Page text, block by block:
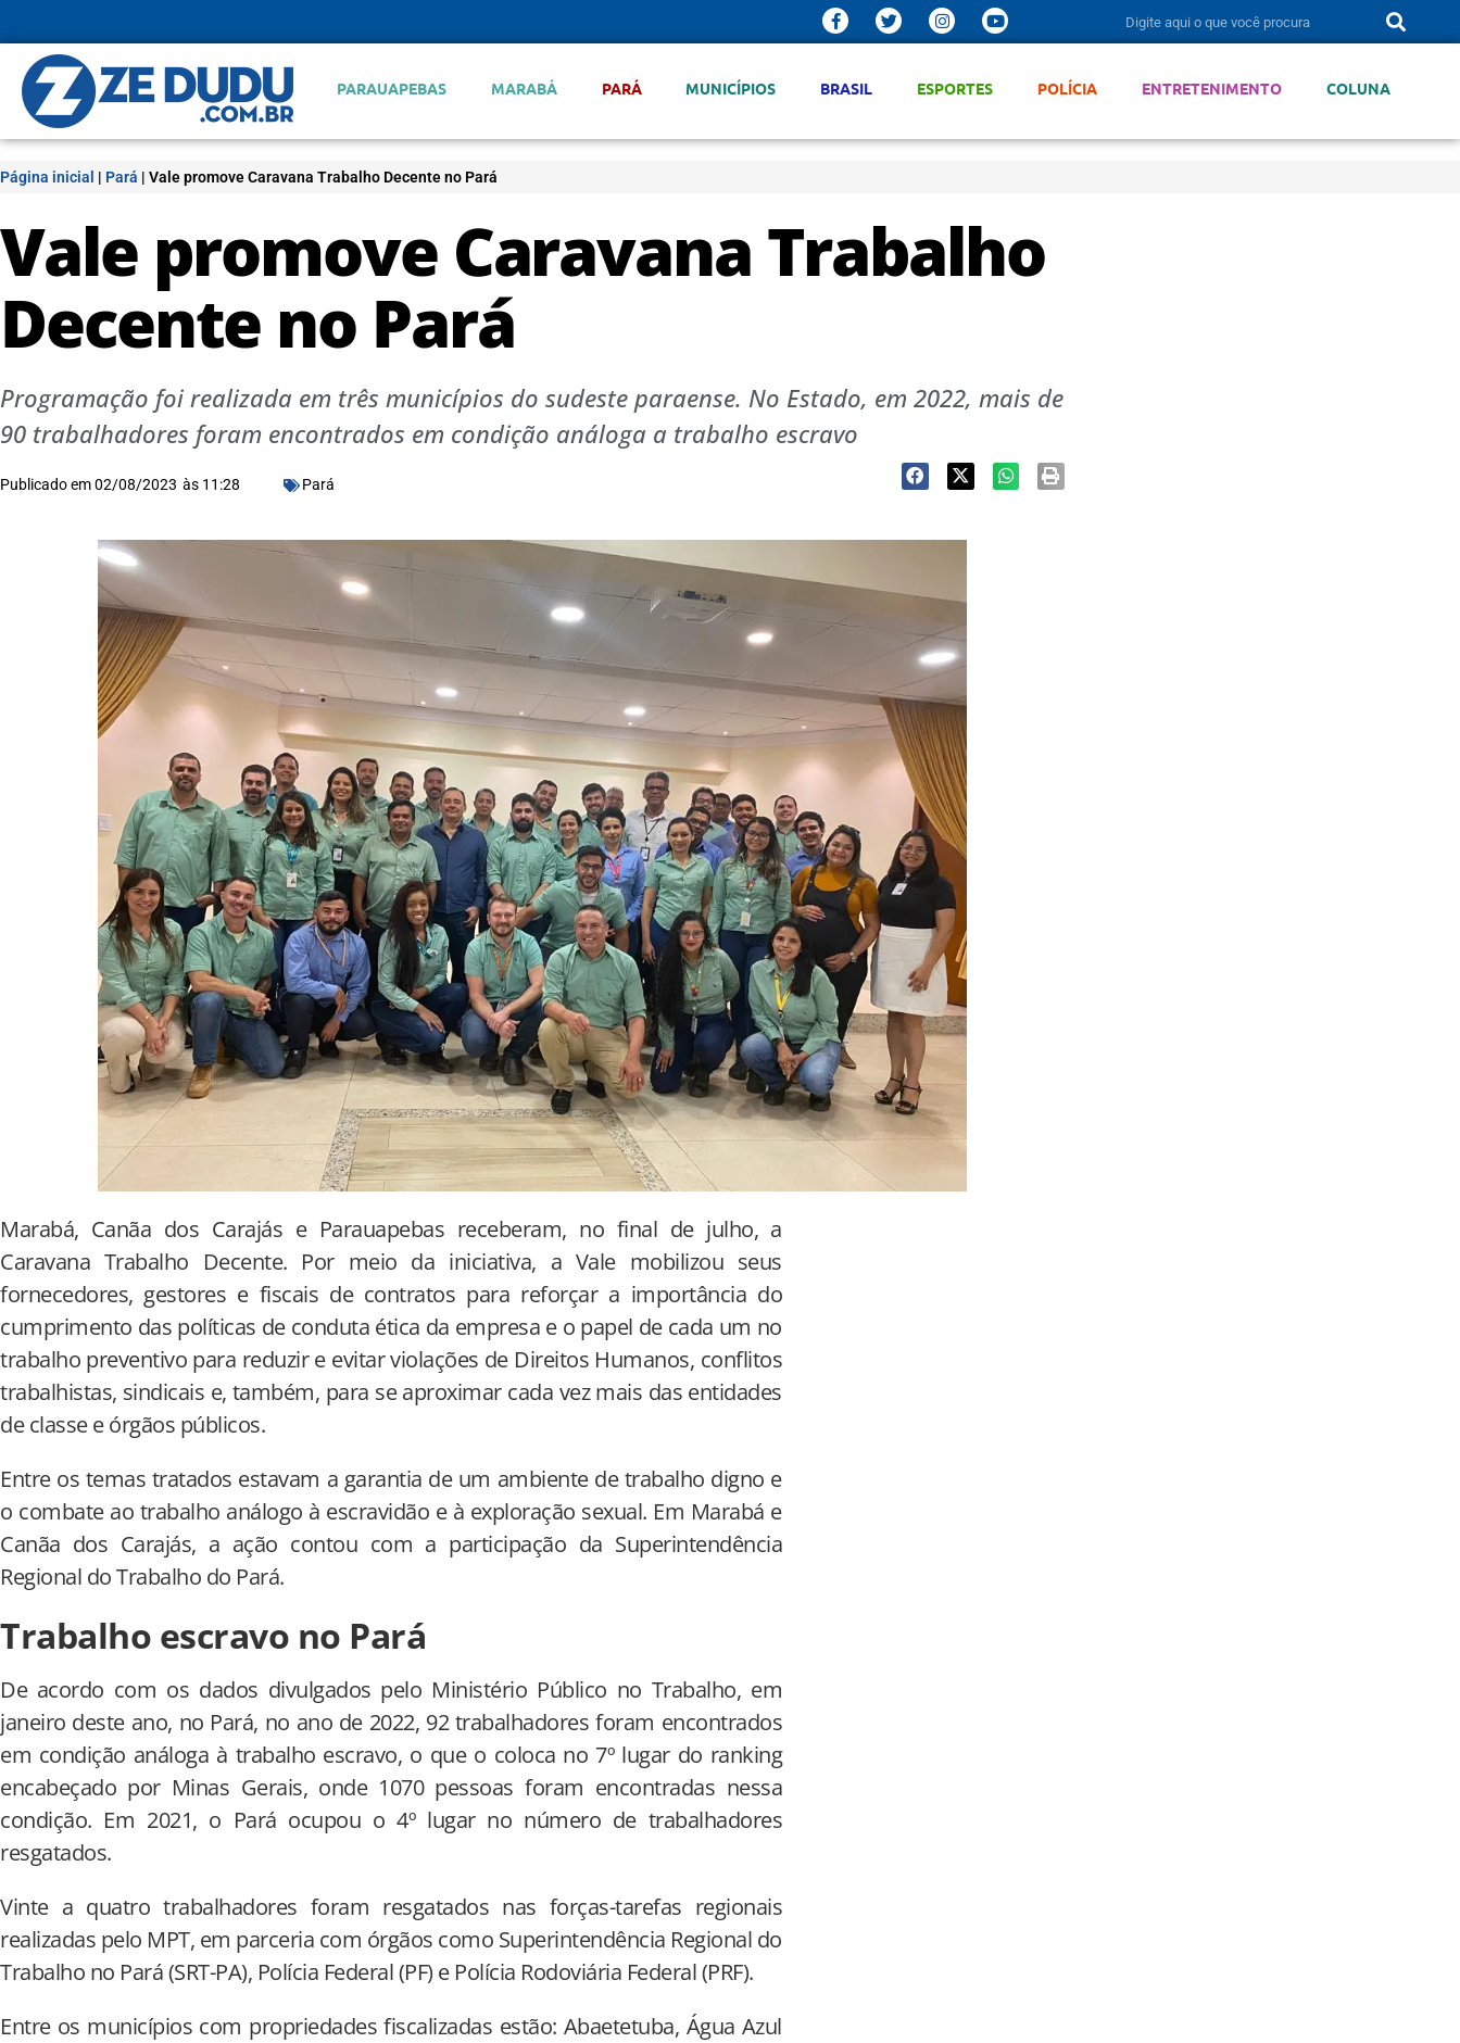
PARAUAPEBAS MARABÁ PARÁ MUNICÍPIOS BRASIL ESPORTES POLÍCIA ENTRETENIMENTO COLUNA
Página inicial | Pará | Vale promove Caravana Trabalho Decente no Pará
Vale promove Caravana Trabalho
Decente no Pará
Programação foi realizada em três municípios do sudeste paraense. No Estado, em 2022, mais de
90 trabalhadores foram encontrados em condição análoga a trabalho escravo
Publicado em02/08/2023 às 11:28 Pará
Marabá, Canãa dos Carajás e Parauapebas receberam, no final de julho, a
Caravana Trabalho Decente. Por meio da iniciativa, a Vale mobilizou seus
fornecedores, gestores e fiscais de contratos para reforçar a importância do
cumprimento das políticas de conduta ética da empresa e o papel de cada um no
trabalho preventivo para reduzir e evitar violações de Direitos Humanos, conflitos
trabalhistas, sindicais e, também, para se aproximar cada vez mais das entidades
de classe e órgãos públicos.
Entre os temas tratados estavam a garantia de um ambiente de trabalho digno e
o combate ao trabalho análogo à escravidão e à exploração sexual. Em Marabá e
Canãa dos Carajás, a ação contou com a participação da Superintendência
Regional do Trabalho do Pará.
Trabalho escravo no Pará
De acordo com os dados divulgados pelo Ministério Público no Trabalho, em
janeiro deste ano, no Pará, no ano de 2022, 92 trabalhadores foram encontrados
em condição análoga à trabalho escravo, o que o coloca no 7º lugar do ranking
encabeçado por Minas Gerais, onde 1070 pessoas foram encontradas nessa
condição. Em 2021, o Pará ocupou o 4º lugar no número de trabalhadores
resgatados.
Vinte a quatro trabalhadores foram resgatados nas forças-tarefas regionais
realizadas pelo MPT, em parceria com órgãos como Superintendência Regional do
Trabalho no Pará (SRT-PA), Polícia Federal (PF) e Polícia Rodoviária Federal (PRF).
Entre os municípios com propriedades fiscalizadas estão: Abaetetuba, Água Azul